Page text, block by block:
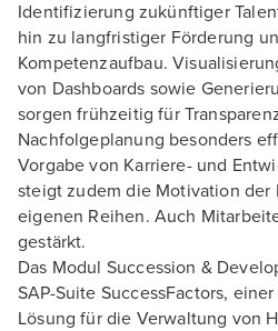
Identifizierung zukünftiger
hin zu langfristiger Förderung
Kompetenzaufbau.
von Dashboards sowie
sorgen frühzeitig für
Nachfolgeplanung besonders
Vorgabe von Karriere- und
steigt zudem die Motivation der
eigenen Reihen. Auch
gestärkt.
Das Modul Succession &
SAP-Suite SuccessFactors,
Lösung für die Verwaltung von